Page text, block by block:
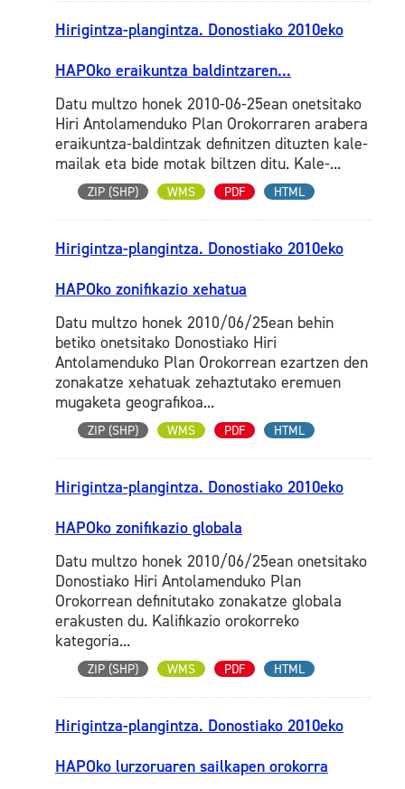
Hirigintza-plangintza. Donostiako 2010eko
HAPOko eraikuntza baldintzaren...
Datu multzo honek 2010-06-25ean onetsitako
Hiri Antolamenduko Plan Orokorraren arabera
eraikuntza-baldintzak definitzen dituzten kale-
mailak eta bide motak biltzen ditu. Kale-...
ZIP (SHP) WMS PDF HTML
Hirigintza-plangintza. Donostiako 2010eko
HAPOko zonifikazio xehatua
Datu multzo honek 2010/06/25ean behin
betiko onetsitako Donostiako Hiri
Antolamenduko Plan Orokorrean ezartzen den
zonakatze xehatuak zehaztutako eremuen
mugaketa geografikoa...
ZIP (SHP) WMS PDF HTML
Hirigintza-plangintza. Donostiako 2010eko
HAPOko zonifikazio globala
Datu multzo honek 2010/06/25ean onetsitako
Donostiako Hiri Antolamenduko Plan
Orokorrean definitutako zonakatze globala
erakusten du. Kalifikazio orokorreko
kategoria...
ZIP (SHP) WMS PDF HTML
Hirigintza-plangintza. Donostiako 2010eko
HAPOko lurzoruaren sailkapen orokorra